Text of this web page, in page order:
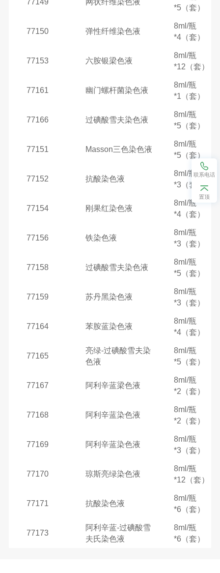
*5（套）
77150 弹性纤维染色液
8ml/瓶
*4（套）
77153 六胺银梁色液
8ml/瓶
*12（套）
77161 幽门螺杆菌染色液
8ml/瓶
*1（套）
77166 过碘酸雪夫染色液
8ml/瓶
*5（套）
77151 Masson三色染色液
8ml/瓶
*5（套）
77152 抗酸染色液
8ml/瓶
*3（套）
77154 刚果红染色液
8ml/瓶
*4（套）
77156 铁染色液
8ml/瓶
*3（套）
77158 过碘酸雪夫染色液
8ml/瓶
*5（套）
77159 苏丹黑染色液
8ml/瓶
*3（套）
77164 苯胺蓝染色液
8ml/瓶
*4（套）
77165
亮绿-过碘酸雪夫染
色液
8ml/瓶
*5（套）
77167 阿利辛蓝梁色液
8ml/瓶
*2（套）
77168 阿利辛蓝染色液
8ml/瓶
*2（套）
77169 阿利辛蓝染色液
8ml/瓶
*3（套）
77170 琼斯亮绿染色液
8ml/瓶
*12（套）
77171 抗酸染色液
8ml/瓶
*6（套）
77173
阿利辛蓝-过碘酸雪
夫氏染色液
8ml/瓶
*6（套）
联系电话
置顶